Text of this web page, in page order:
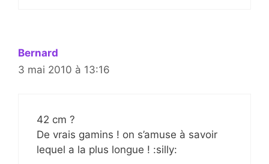
Bernard
3 mai 2010 à 13:16
42 cm ?
De vrais gamins ! on s’amuse à savoir
lequel a la plus longue ! :silly: